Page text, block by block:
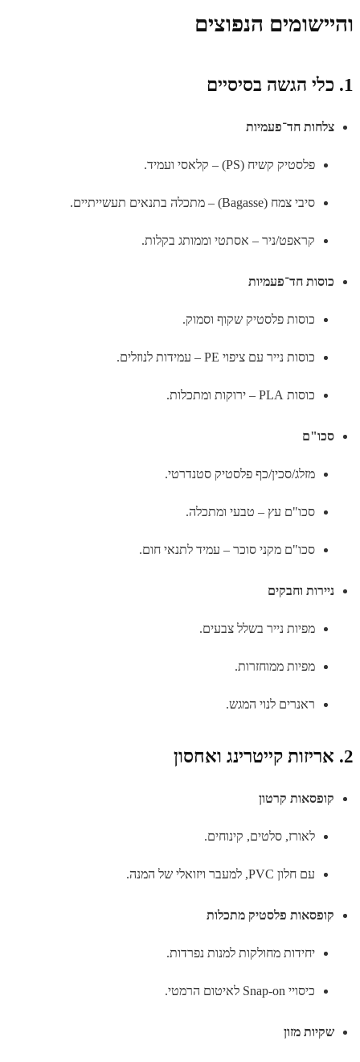
והיישומים הנפוצים
1. כלי הגשה בסיסיים
צלחות חד־פעמיות
פלסטיק קשיח (PS) – קלאסי ועמיד.
סיבי צמח (Bagasse) – מתכלה בתנאים תעשייתיים.
קראפט/ניר – אסתטי וממותג בקלות.
כוסות חד־פעמיות
כוסות פלסטיק שקוף וסמוק.
כוסות נייר עם ציפוי PE – עמידות לנוזלים.
כוסות PLA – ירוקות ומתכלות.
סכו"ם
מזלג/סכין/כף פלסטיק סטנדרטי.
סכו"ם עץ – טבעי ומתכלה.
סכו"ם מקני סוכר – עמיד לתנאי חום.
ניירות וחבקים
מפיות נייר בשלל צבעים.
מפיות ממוחזרות.
ראנרים לנוי המגש.
2. אריזות קייטרינג ואחסון
קופסאות קרטון
לאורז, סלטים, קינוחים.
עם חלון PVC, למעבר ויזואלי של המנה.
קופסאות פלסטיק מתכלות
יחידות מחולקות למנות נפרדות.
כיסויי Snap-on לאיטום הרמטי.
שקיות מזון